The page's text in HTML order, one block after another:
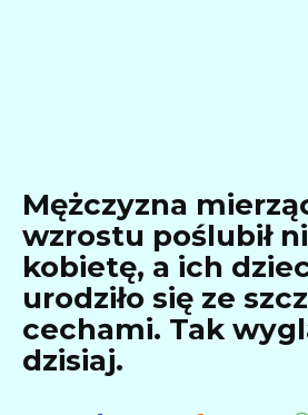
Mężczyzna
wzrostu poślubił
kobietę, a ich
urodziło się ze
cechami. Tak
dzisiaj.